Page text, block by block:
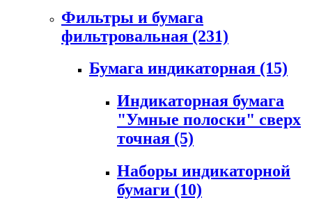
Фильтры и бумага
фильтровальная (231)
Бумага индикаторная (15)
Индикаторная бумага
"Умные полоски" сверх
точная (5)
Наборы индикаторной
бумаги (10)